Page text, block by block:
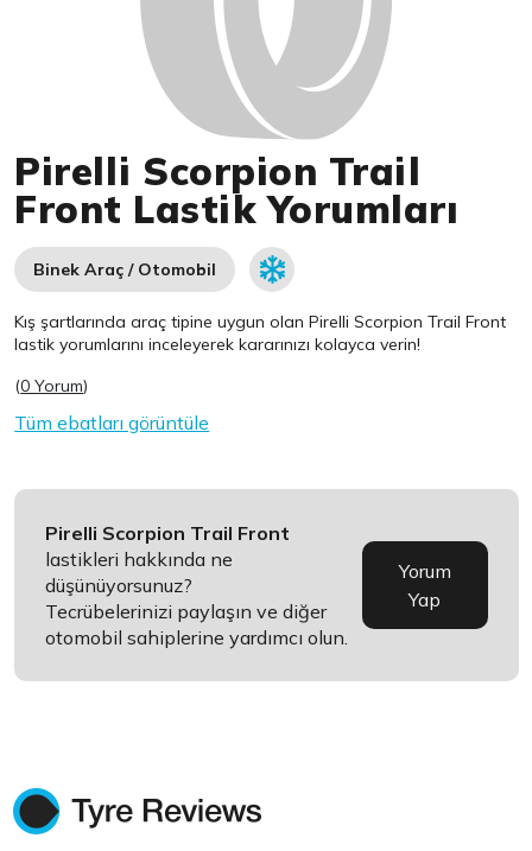
Pirelli Scorpion Trail
Front Lastik Yorumları
Binek Araç / Otomobil
Kış şartlarında araç tipine uygun olanPirelli Scorpion Trail Front
lastik yorumlarını inceleyerek kararınızı kolayca verin!
(0 Yorum)
Tüm ebatları görüntüle
Pirelli Scorpion Trail Front
lastikleri hakkında ne
düşünüyorsunuz?
Tecrübelerinizi paylaşın ve diğer
otomobil sahiplerine yardımcı olun.
Yorum
Yap